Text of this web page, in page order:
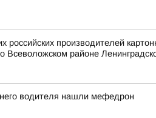
российских производителей
Всеволожском районе
водителя нашли мефедрон